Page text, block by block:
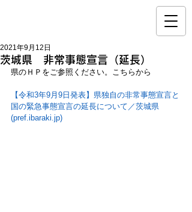
茨城県 非常事態宣言（延長）
2021年9月12日
県のＨＰをご参照ください。こちらから
【令和3年9月9日発表】県独自の非常事態宣言と
国の緊急事態宣言の延長について／茨城県
(pref.ibaraki.jp)